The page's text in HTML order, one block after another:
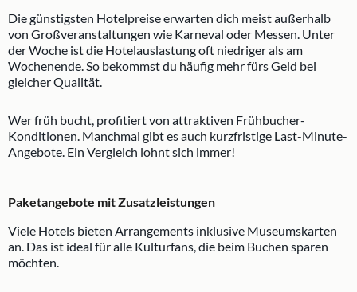
Die günstigsten Hotelpreise erwarten dich meist außerhalb
von Großveranstaltungen wie Karneval oder Messen. Unter
der Woche ist die Hotelauslastung oft niedriger als am
Wochenende. So bekommst du häufig mehr fürs Geld bei
gleicher Qualität.
Wer früh bucht, profitiert von attraktiven Frühbucher-
Konditionen. Manchmal gibt es auch kurzfristige Last-Minute-
Angebote. Ein Vergleich lohnt sich immer!
Paketangebote mit Zusatzleistungen
Viele Hotels bieten Arrangements inklusive Museumskarten
an. Das ist ideal für alle Kulturfans, die beim Buchen sparen
möchten.